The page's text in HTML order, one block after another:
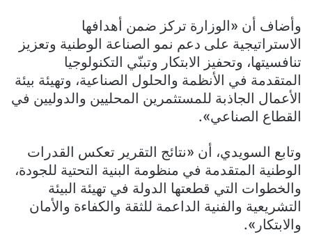
وأضاف أن «الوزارة تركز ضمن أهدافها
الاستراتيجية على دعم نمو الصناعة الوطنية وتعزيز
تنافسيتها، وتحفيز الابتكار وتبنّي التكنولوجيا
المتقدمة في الأنظمة والحلول الصناعية، وتهيئة بيئة
الأعمال الجاذبة للمستثمرين المحليين والدوليين في
القطاع الصناعي».
وتابع السويدي، أن «نتائج التقرير تعكس القدرات
الوطنية المتقدمة في منظومة البنية التحتية للجودة،
والخطوات التي قطعتها الدولة في تهيئة البيئة
التشريعية والفنية الداعمة للثقة والكفاءة والأمان
والابتكار».